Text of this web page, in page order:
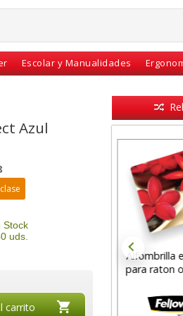
Escolar y Manualidades
Azul
Stock
uds.
carrito
Reciclada